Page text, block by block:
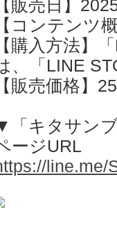
【販売日】
【コンテンツ
【購入方法】
、「LINE
【販売価格】
「キタサン
ージURL
line.me/